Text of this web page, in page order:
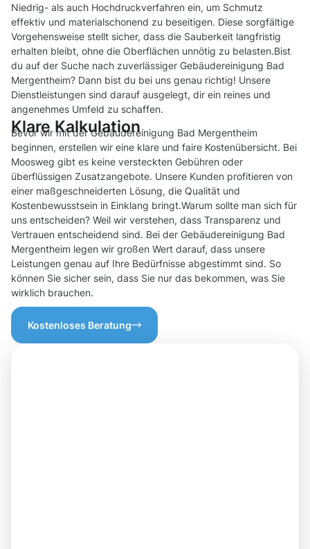
Niedrig- als auch Hochdruckverfahren ein, um Schmutz
effektiv und materialschonend zu beseitigen. Diese sorgfältige
Vorgehensweise stellt sicher, dass die Sauberkeit langfristig
erhalten bleibt, ohne die Oberflächen unnötig zu belasten.Bist
du auf der Suche nach zuverlässiger Gebäudereinigung Bad
Mergentheim? Dann bist du bei uns genau richtig! Unsere
Dienstleistungen sind darauf ausgelegt, dir ein reines und
angenehmes Umfeld zu schaffen.
Klare Kalkulation
Bevor wir mit der Gebäudereinigung Bad Mergentheim
beginnen, erstellen wir eine klare und faire Kostenübersicht. Bei
Moosweg gibt es keine versteckten Gebühren oder
überflüssigen Zusatzangebote. Unsere Kunden profitieren von
einer maßgeschneiderten Lösung, die Qualität und
Kostenbewusstsein in Einklang bringt.Warum sollte man sich für
uns entscheiden? Weil wir verstehen, dass Transparenz und
Vertrauen entscheidend sind. Bei der Gebäudereinigung Bad
Mergentheim legen wir großen Wert darauf, dass unsere
Leistungen genau auf Ihre Bedürfnisse abgestimmt sind. So
können Sie sicher sein, dass Sie nur das bekommen, was Sie
wirklich brauchen.
Kostenloses Beratung